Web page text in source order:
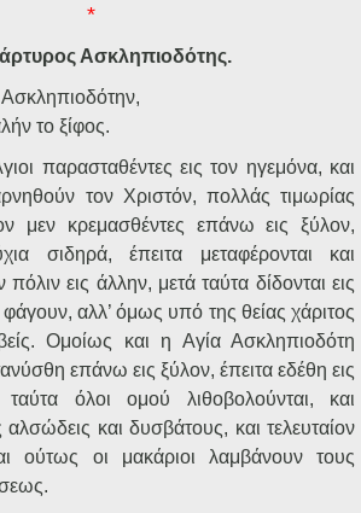
*
Ασκληπιοδότης.
το ξίφος.
παρασταθέντες εις τον ηγεμόνα, και
τον Χριστόν, πολλάς τιμωρίας
μεν κρεμασθέντες επάνω εις ξύλον,
σιδηρά, έπειτα μεταφέρονται και
πόλιν εις άλλην, μετά ταύτα δίδονται εις
αλλ’ όμως υπό της θείας χάριτος
Ομοίως και η Αγία Ασκληπιοδότη
επάνω εις ξύλον, έπειτα εδέθη εις
όλοι ομού λιθοβολούνται, και
και δυσβάτους, και τελευταίον
ούτως οι μακάριοι λαμβάνουν τους